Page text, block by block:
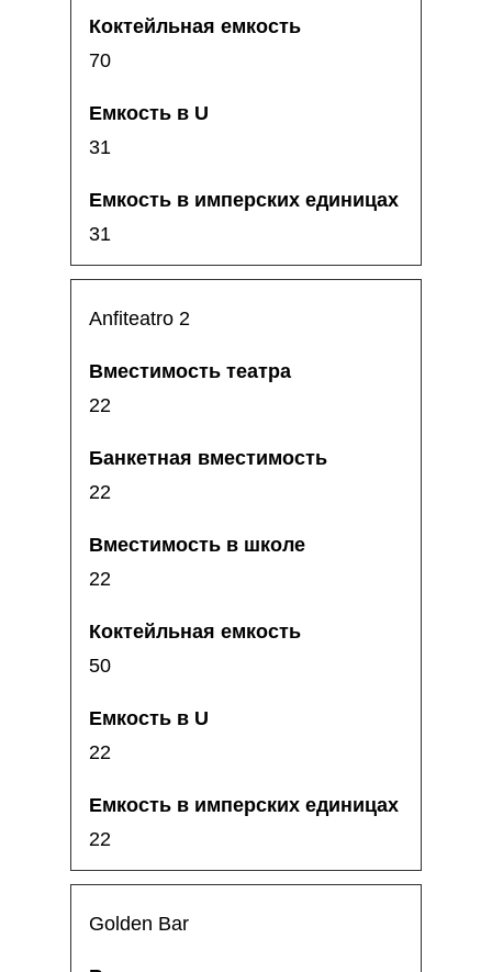
70
31
31
Anfiteatro 2
22
22
22
50
22
22
Golden Bar